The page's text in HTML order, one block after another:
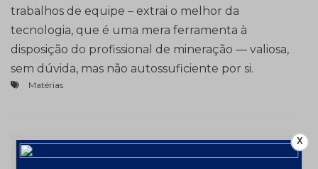
trabalhos de equipe – extrai o melhor da
tecnologia, que é uma mera ferramenta à
disposição do profissional de mineração — valiosa,
sem dúvida, mas não autossuficiente por si.
Matérias
Navegação
Redução de Horas Ociosas e Aumento de
X